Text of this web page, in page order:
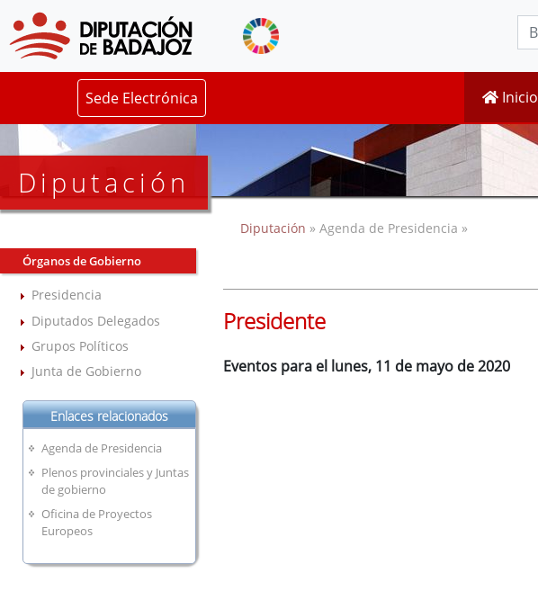
Sede Electrónica Inicio
Diputación
Órganos de Gobierno
Presidencia
Diputados Delegados
Grupos Políticos
Junta de Gobierno
Enlaces relacionados
Agenda de Presidencia
Plenos provinciales y Juntas
de gobierno
Oficina de Proyectos
Europeos
Diputación » Agenda de Presidencia »
Presidente
Eventos para el lunes, 11 de mayo de 2020